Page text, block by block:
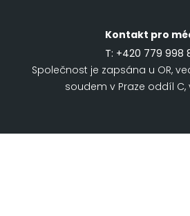
Kontakt pro
T: +420 779 998
Společnost je zapsána u OR,
soudem v Praze oddíl C,